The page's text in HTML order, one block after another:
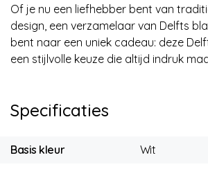
Of je nu een liefhebber bent van
design, een verzamelaar van Delfts
bent naar een uniek cadeau: deze
een stijlvolle keuze die altijd indruk
Specificaties
Basis kleur
Wit